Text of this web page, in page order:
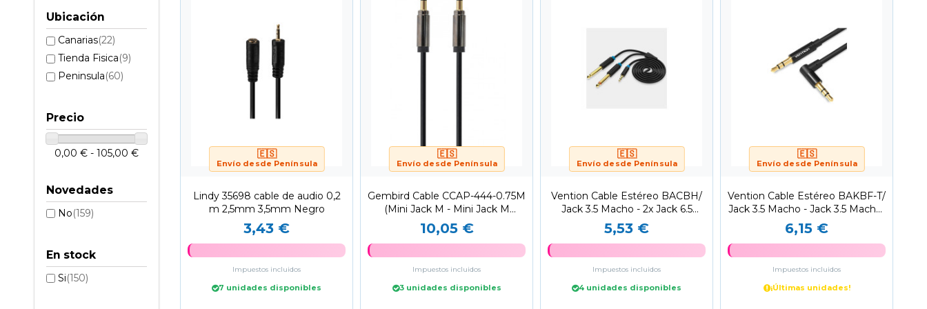
🇪🇸
Envío desde Península
Lindy 35698 cable de audio 0,2
m 2,5mm 3,5mm Negro
3,43 €
Impuestos incluidos
7 unidades disponibles
🇪🇸
Envío desde Península
Gembird Cable CCAP-444-0.75M
(Mini Jack M - Mini Jack M
0,75m black...
10,05 €
Impuestos incluidos
3 unidades disponibles
🇪🇸
Envío desde Península
Vention Cable Estéreo BACBH/
Jack 3.5 Macho - 2x Jack 6.5
Macho/...
5,53 €
Impuestos incluidos
4 unidades disponibles
🇪🇸
Envío desde Península
Vention Cable Estéreo BAKBF-T/
Jack 3.5 Macho - Jack 3.5 Macho/
1m/...
6,15 €
Impuestos incluidos
¡Últimas unidades!
Ubicación
Canarias(22)
Tienda Fisica(9)
Peninsula(60)
Precio
0,00 € - 105,00 €
Novedades
No(159)
En stock
Si(150)